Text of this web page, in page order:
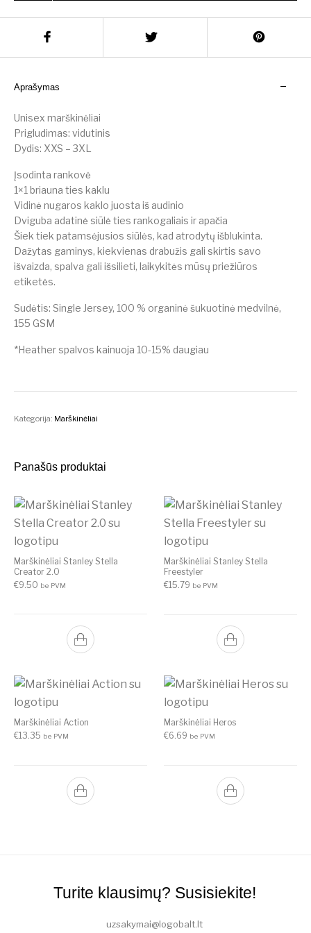
Aprašymas
Unisex marškinėliai
Prigludimas: vidutinis
Dydis: XXS – 3XL
Įsodinta rankovė
1×1 briauna ties kaklu
Vidinė nugaros kaklo juosta iš audinio
Dviguba adatinė siūlė ties rankogaliais ir apačia
Šiek tiek patamsėjusios siūlės, kad atrodytų išblukinta.
Dažytas gaminys, kiekvienas drabužis gali skirtis savo
išvaizda, spalva gali išsilieti, laikykitės mūsų priežiūros
etiketės.
Sudėtis: Single Jersey, 100 % organinė šukuotinė medvilnė,
155 GSM
*Heather spalvos kainuoja 10-15% daugiau
Kategorija: Marškinėliai
Panašūs produktai
Marškinėliai Stanley Stella
Creator 2.0
€9.50 be PVM
Marškinėliai Stanley Stella
Freestyler
€15.79 be PVM
Marškinėliai Action
€13.35 be PVM
Marškinėliai Heros
€6.69 be PVM
Turite klausimų? Susisiekite!
uzsakymai@logobalt.lt